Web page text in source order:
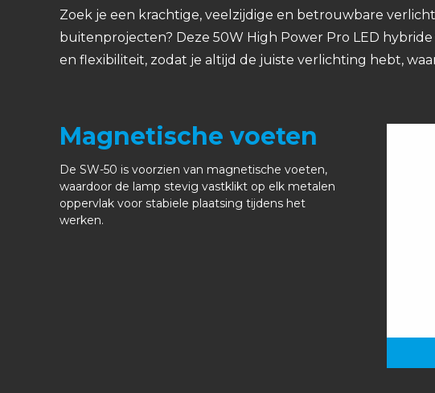
Zoek je een krachtige, veelzijdige en betrouwbare
buitenprojecten? Deze 50W High Power Pro LED
en flexibiliteit, zodat je altijd de juiste verlichting hebt,
Magnetische voeten
De SW-50 is voorzien van magnetische voeten,
waardoor de lamp stevig vastklikt op elk metalen
oppervlak voor stabiele plaatsing tijdens het
werken.